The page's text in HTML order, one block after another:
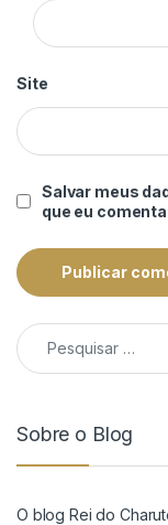
Site
Salvar meus
que eu
Pesquisar por:
Sobre o Blog
O blog Rei do